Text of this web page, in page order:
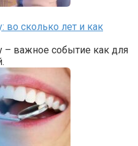
во сколько лет и как
– важное событие как для